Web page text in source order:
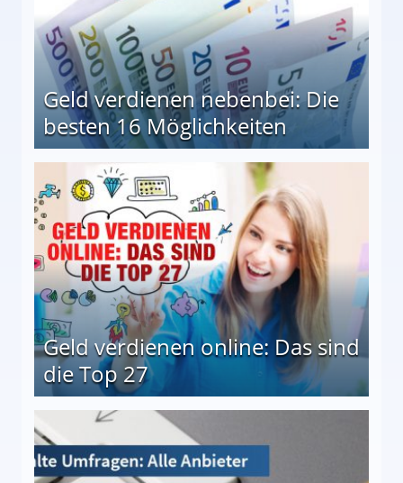
Geld verdienen nebenbei: Die
besten 16 Möglichkeiten
Geld verdienen online: Das sind
die Top 27